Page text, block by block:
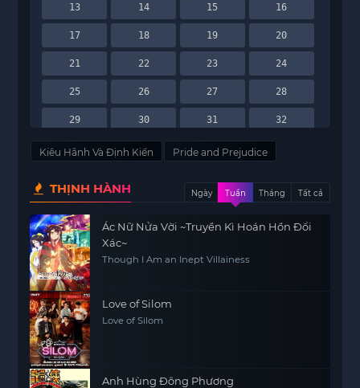
13 14 15 16
17 18 19 20
21 22 23 24
25 26 27 28
29 30 31 32
33 34 35
41
Kiêu Hãnh Và Định Kiến Pride and Prejudice
THỊNH HÀNH Ngày Tuần Tháng Tất cả
Ác Nữ Nửa Vời ~Truyền Kì Hoán Hồn Đổi
Xác~
Though I Am an Inept Villainess
Love of Silom
Love of Silom
Anh Hùng Đông Phương